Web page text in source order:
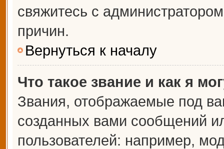
свяжитесь с
причин.
Вернуться к началу
Что такое звание и как я
Звания, отображаемые под
созданных вами сообщений
пользователей: например,